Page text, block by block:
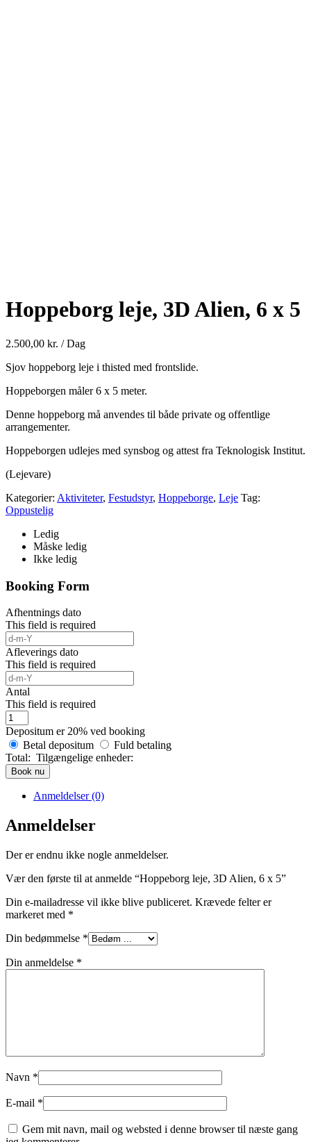
Hoppeborg leje, 3D Alien, 6 x 5
2.500,00 kr. / Dag
Sjov hoppeborg leje i thisted med frontslide.
Hoppeborgen måler 6 x 5 meter.
Denne hoppeborg må anvendes til både private og offentlige
arrangementer.
Hoppeborgen udlejes med synsbog og attest fra Teknologisk Institut.
(Lejevare)
Kategorier: Aktiviteter, Festudstyr, Hoppeborge, Leje Tag:
Oppustelig
Ledig
Måske ledig
Ikke ledig
Booking Form
Afhentnings dato
This field is required
Afleverings dato
This field is required
Antal
This field is required
Depositum er 20% ved booking
Betal depositum
Fuld betaling
Total: Tilgængelige enheder:
Book nu
Anmeldelser (0)
Anmeldelser
Der er endnu ikke nogle anmeldelser.
Vær den første til at anmelde “Hoppeborg leje, 3D Alien, 6 x 5”
Din e-mailadresse vil ikke blive publiceret. Krævede felter er
markeret med *
Din bedømmelse *
Din anmeldelse *
Navn *
E-mail *
Gem mit navn, mail og websted i denne browser til næste gang